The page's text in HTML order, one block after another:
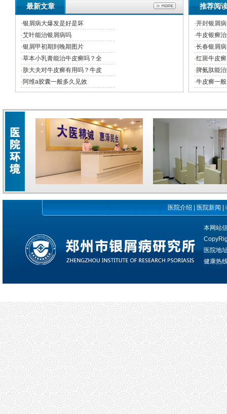
最新文章
·银屑病大爆发是好是坏
·艾叶能治银屑病吗
·银屑甲初期到晚期图片
·草本小乳膏能治牛皮癣吗？全
·肤大夫对牛皮癣有用吗？牛皮
·阿维a胶囊一般多久见效
推荐阅
·开封银屑
·牛皮银癣
·长春银屑
·红斑牛皮
· 脾氨肽能
·牛皮癣一
医院介绍 医院新闻
本网站
医院地
健康热